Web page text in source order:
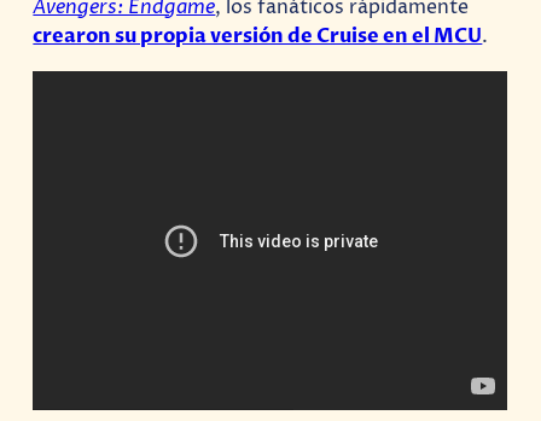
Avengers: Endgame, los fanáticos rápidamente
crearon su propia versión de Cruise en el MCU.